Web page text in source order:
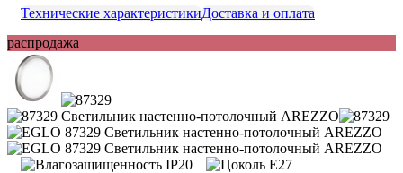
Технические характеристикиДоставка и оплата
распродажа